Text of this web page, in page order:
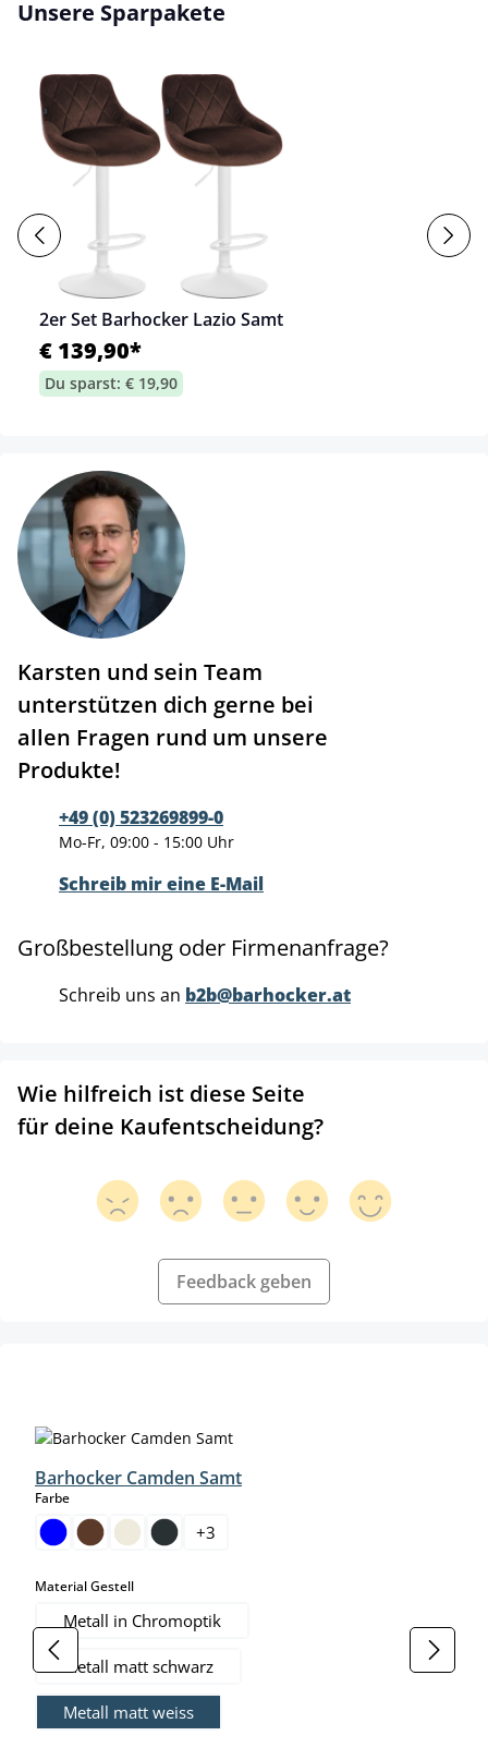
Unsere Sparpakete
2er Set Barhocker Lazio Samt
€ 139,90*
Du sparst: € 19,90
Karsten und sein Team
unterstützen dich gerne bei
allen Fragen rund um unsere
Produkte!
+49 (0) 523269899-0
Mo-Fr, 09:00 - 15:00 Uhr
Schreib mir eine E-Mail
Großbestellung oder Firmenanfrage?
Schreib uns an b2b@barhocker.at
Wie hilfreich ist diese Seite
für deine Kaufentscheidung?
Feedback geben
Barhocker Camden Samt
Farbeauswählen
+3
Material Gestellauswählen
Metall in Chromoptik
Metall matt schwarz
Metall matt weiss